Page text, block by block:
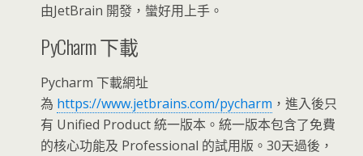
由JetBrain 開發，蠻好用上手。
PyCharm 下載
Pycharm 下載網址
為 https://www.jetbrains.com/pycharm ，進入後只
有 Unified Product 統一版本。統一版本包含了免費
的核心功能及 Professional 的試用版。30天過後，